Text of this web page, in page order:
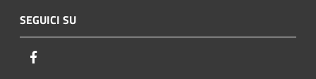
SEGUICI SU